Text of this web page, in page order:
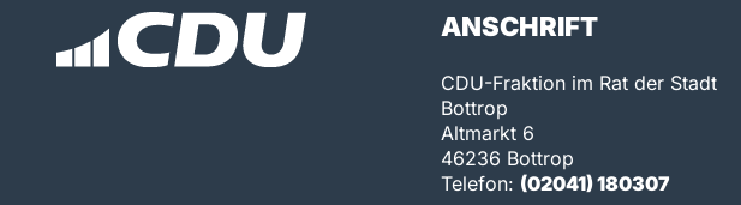
ANSCHRIFT
CDU-Fraktion im Rat der Stadt
Bottrop
Altmarkt 6
46236 Bottrop
Telefon: (02041) 180307